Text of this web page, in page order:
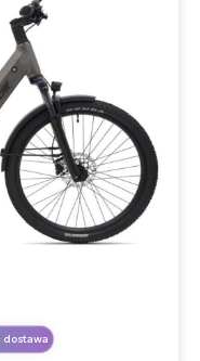
dostawa